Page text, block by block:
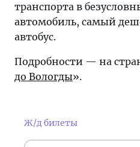
транспорта в
автомобиль, самый
автобус.
Подробности — на
до Вологды».
Ж/д билеты